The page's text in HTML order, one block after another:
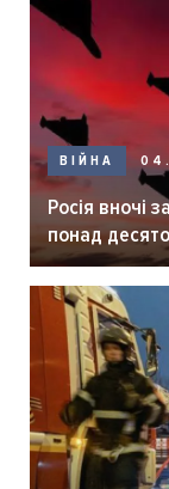
ВІЙНА
Росія вночі
понад